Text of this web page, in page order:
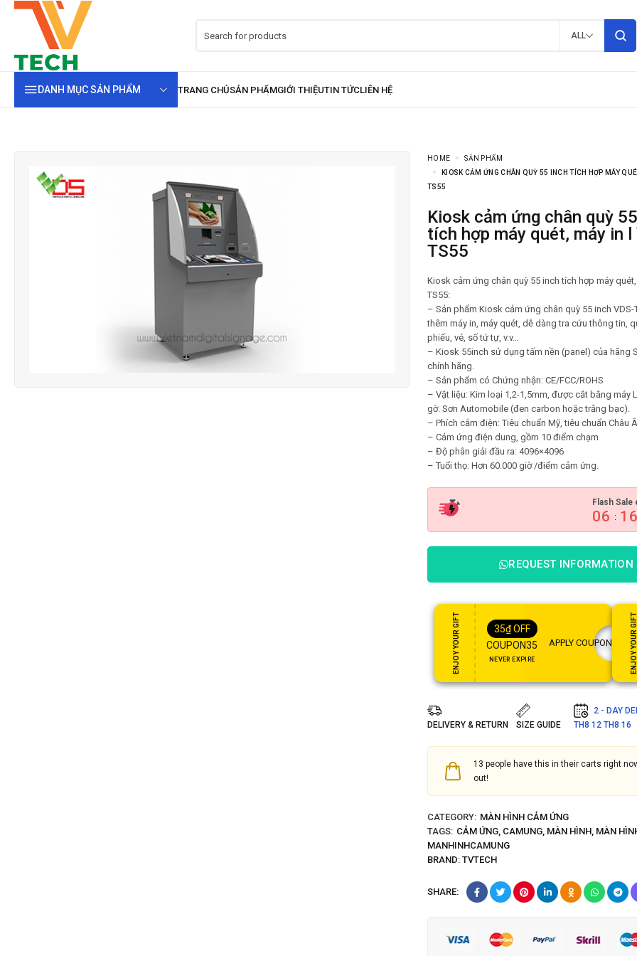
ALL
DANH MỤC SẢN PHẨM
HOME
SẢN PHẨM
KIOSK CẢM ỨNG CHÂN QUỲ 55 INCH TÍCH HỢP MÁY
TS55
Kiosk cảm ứng chân quỳ 55 inch
tích hợp máy quét, máy in l
TS55
Kiosk cảm ứng chân quỳ 55 inch tích hợp máy quét,
TS55:
– Sản phẩm Kiosk cảm ứng chân quỳ 55 inch VDS-
thêm máy in, máy quét, dễ dàng tra cứu thông tin,
phiếu, vé, số tứ tự, v.v…
– Kiosk 55inch sử dụng tấm nền (panel) của hãng
chính hãng.
– Sản phẩm có Chứng nhận: CE/FCC/ROHS
– Vật liệu: Kim loại 1,2-1,5mm, được cắt bằng máy
gờ. Sơn Automobile (đen carbon hoặc trắng bạc).
– Phích cắm điện: Tiêu chuẩn Mỹ, tiêu chuẩn Châu
– Cảm ứng điện dung, gồm 10 điểm chạm
– Độ phân giải đầu ra: 4096×4096
– Tuổi thọ: Hơn 60.000 giờ /điểm cảm ứng.
Flash Sale
06 :
REQUEST INFORMATION
ENJOY YOUR GIFT 35₫ OFF
COUPON35
NEVER EXPIRE
APPLY COUPON ENJOY
DELIVERY & RETURN SIZE GUIDE
2 - DAY
TH8 12 TH8 16
13 people have this in their carts right
out!
CATEGORY: MÀN HÌNH CẢM ỨNG
TAGS: CẢM ỨNG, CAMUNG, MÀN HÌNH, MÀN
MANHINHCAMUNG
BRAND: TVTECH
SHARE: